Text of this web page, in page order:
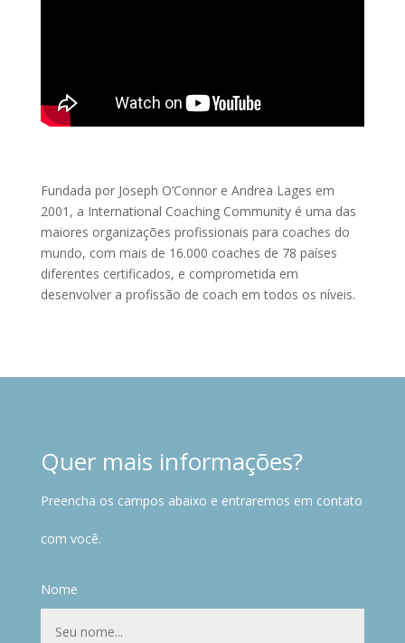
Fundada por Joseph O’Connor e Andrea Lages em
2001, a International Coaching Community é uma das
maiores organizações profissionais para coaches do
mundo, com mais de 16.000 coaches de 78 países
diferentes certificados, e comprometida em
desenvolver a profissão de coach em todos os níveis.
Quer mais informações?
Preencha os campos abaixo e entraremos em contato
com você.
Nome